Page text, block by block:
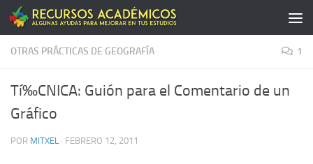
Saltar al contenido
OTRAS PRÁCTICAS DE GEOGRAFÍA 1
Tí‰CNICA: Guión para el Comentario de un
Gráfico
POR MITXEL · FEBRERO 12, 2011